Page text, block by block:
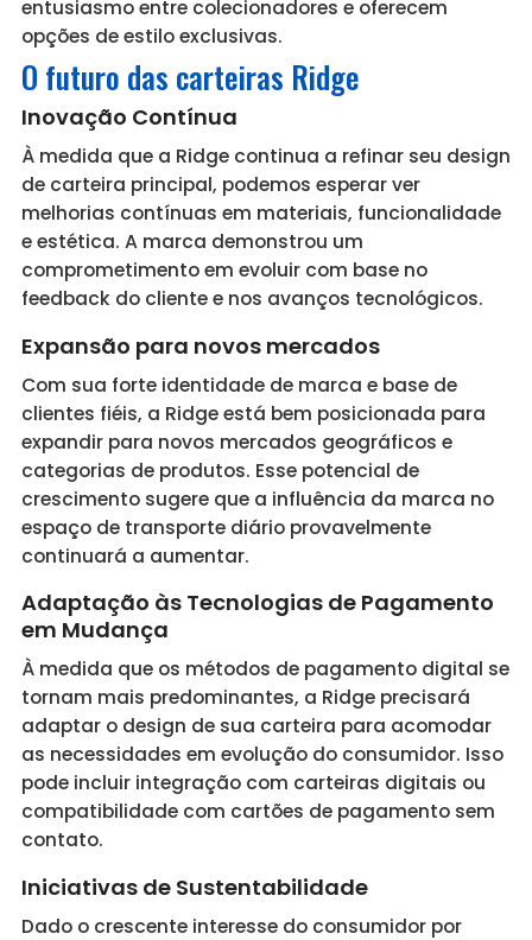
entusiasmo entre colecionadores e oferecem
opções de estilo exclusivas.
O futuro das carteiras Ridge
Inovação Contínua
À medida que a Ridge continua a refinar seu design
de carteira principal, podemos esperar ver
melhorias contínuas em materiais, funcionalidade
e estética. A marca demonstrou um
comprometimento em evoluir com base no
feedback do cliente e nos avanços tecnológicos.
Expansão para novos mercados
Com sua forte identidade de marca e base de
clientes fiéis, a Ridge está bem posicionada para
expandir para novos mercados geográficos e
categorias de produtos. Esse potencial de
crescimento sugere que a influência da marca no
espaço de transporte diário provavelmente
continuará a aumentar.
Adaptação às Tecnologias de Pagamento
em Mudança
À medida que os métodos de pagamento digital se
tornam mais predominantes, a Ridge precisará
adaptar o design de sua carteira para acomodar
as necessidades em evolução do consumidor. Isso
pode incluir integração com carteiras digitais ou
compatibilidade com cartões de pagamento sem
contato.
Iniciativas de Sustentabilidade
Dado o crescente interesse do consumidor por